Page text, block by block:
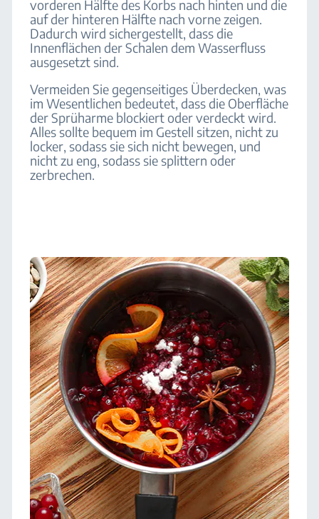
vorderen Hälfte des Korbs nach hinten und die
auf der hinteren Hälfte nach vorne zeigen.
Dadurch wird sichergestellt, dass die
Innenflächen der Schalen dem Wasserfluss
ausgesetzt sind.
Vermeiden Sie gegenseitiges Überdecken, was
im Wesentlichen bedeutet, dass die Oberfläche
der Sprüharme blockiert oder verdeckt wird.
Alles sollte bequem im Gestell sitzen, nicht zu
locker, sodass sie sich nicht bewegen, und
nicht zu eng, sodass sie splittern oder
zerbrechen.